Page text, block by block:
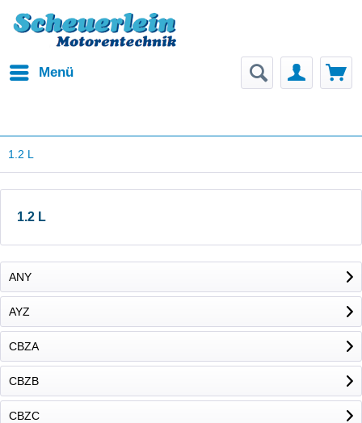
Menü
1.2 L
1.2 L
ANY
AYZ
CBZA
CBZB
CBZC